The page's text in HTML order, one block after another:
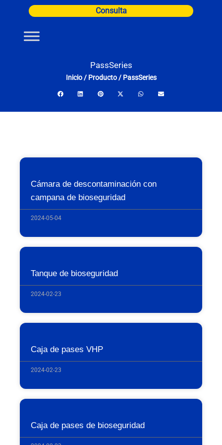
contenido
Consulta
PassSeries
Inicio/ Producto/ PassSeries
Cámara de descontaminación con
campana de bioseguridad
2024-05-04
Tanque de bioseguridad
2024-02-23
Caja de pases VHP
2024-02-23
Caja de pases de bioseguridad